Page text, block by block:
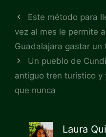
Este método para
vez al mes le permite
Guadalajara gastar un
Un pueblo de
antiguo tren turístico y
que nunca
Laura